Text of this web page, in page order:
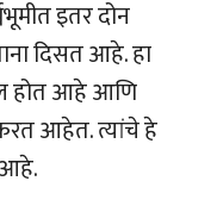
इतर दोन
दिसत आहे. हा
होत आहे आणि
आहेत. त्यांचे हे
आहे.